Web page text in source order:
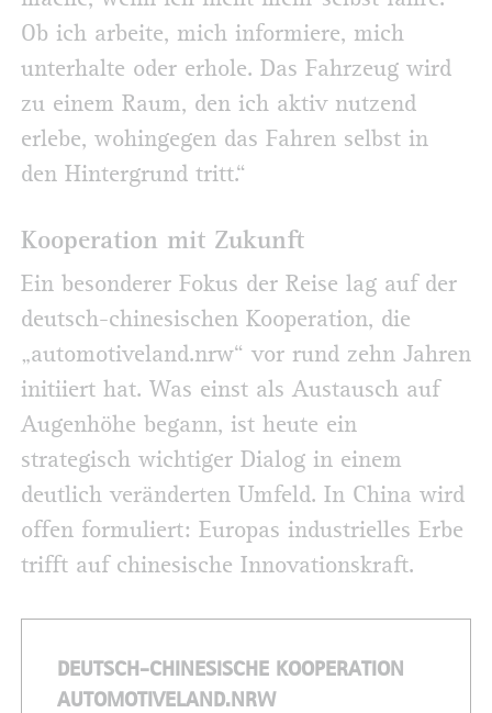
Ob ich arbeite, mich informiere, mich
unterhalte oder erhole. Das Fahrzeug wird
zu einem Raum, den ich aktiv nutzend
erlebe, wohingegen das Fahren selbst in
den Hintergrund tritt.“
Kooperation mit Zukunft
Ein besonderer Fokus der Reise lag auf der
deutsch-chinesischen Kooperation, die
„automotiveland.nrw“ vor rund zehn Jahren
initiiert hat. Was einst als Austausch auf
Augenhöhe begann, ist heute ein
strategisch wichtiger Dialog in einem
deutlich veränderten Umfeld. In China wird
offen formuliert: Europas industrielles Erbe
trifft auf chinesische Innovationskraft.
DEUTSCH-CHINESISCHE KOOPERATION
AUTOMOTIVELAND.NRW